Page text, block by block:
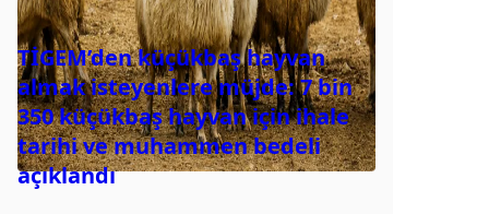
TİGEM’den küçükbaş hayvan
almak isteyenlere müjde: 7 bin
350 küçükbaş hayvan için ihale
tarihi ve muhammen bedeli
açıklandı